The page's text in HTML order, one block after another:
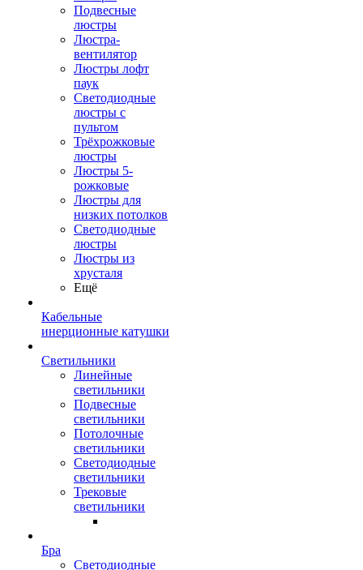
Подвесные
люстры
Люстра-
вентилятор
Люстры лофт
паук
Светодиодные
люстры с
пультом
Трёхрожковые
люстры
Люстры 5-
рожковые
Люстры для
низких потолков
Cветодиодные
люстры
Люстры из
хрусталя
Ещё
Кабельные
инерционные катушки
Светильники
Линейные
светильники
Подвесные
светильники
Потолочные
светильники
Светодиодные
светильники
Трековые
светильники
Бра
Светодиодные